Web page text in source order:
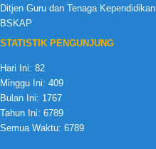
Ditjen Guru dan Tenaga Kependidikan
BSKAP
STATISTIK PENGUNJUNG
Hari Ini: 82
Minggu Ini: 409
Bulan Ini: 1767
Tahun Ini: 6789
Semua Waktu: 6789